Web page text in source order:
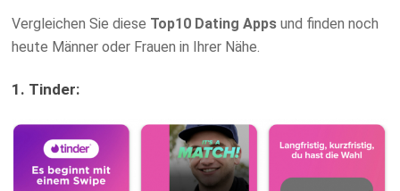
Vergleichen Sie diese Top10 Dating Apps und finden noch
heute Männer oder Frauen in Ihrer Nähe.
1. Tinder: